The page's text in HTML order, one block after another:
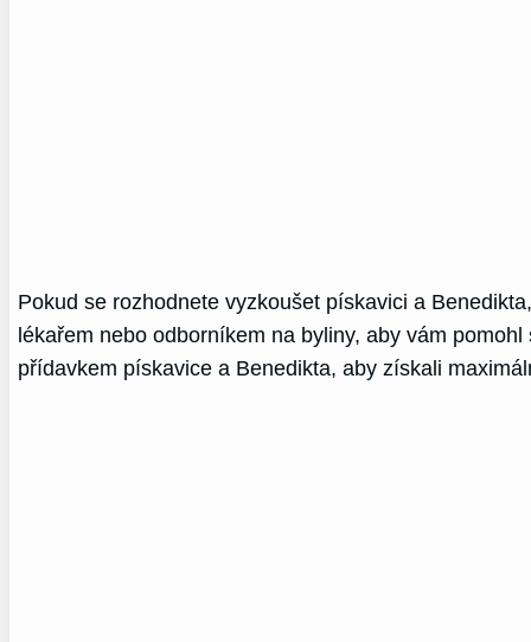
Pokud se rozhodnete vyzkoušet pískavici a
lékařem nebo odborníkem na byliny, aby vám
přídavkem pískavice a Benedikta, aby získali